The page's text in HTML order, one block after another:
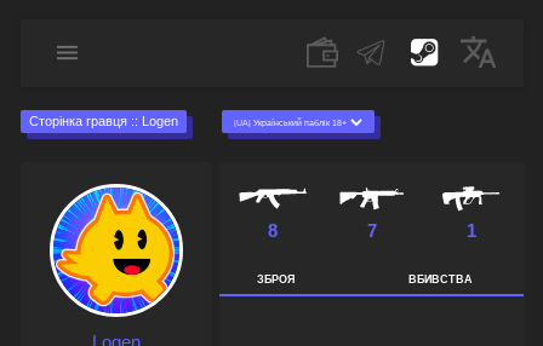
Сторінка гравця :: Logen
Logen
8 7 1
ЗБРОЯ ВБИВСТВА